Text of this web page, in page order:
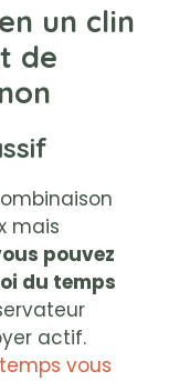
un clin
de
mais
pouvez
du temps
actif.
vous